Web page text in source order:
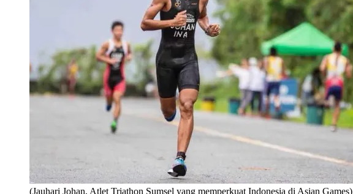
(Jauhari Johan, Atlet Triathon Sumsel yang memperkuat Indonesia di Asian Games)